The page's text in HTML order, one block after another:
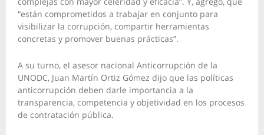
“están comprometidos a trabajar en conjunto para
visibilizar la corrupción, compartir herramientas
concretas y promover buenas prácticas”.
A su turno, el asesor nacional Anticorrupción de la
UNODC, Juan Martín Ortiz Gómez dijo que las políticas
anticorrupción deben darle importancia a la
transparencia, competencia y objetividad en los procesos
de contratación pública.